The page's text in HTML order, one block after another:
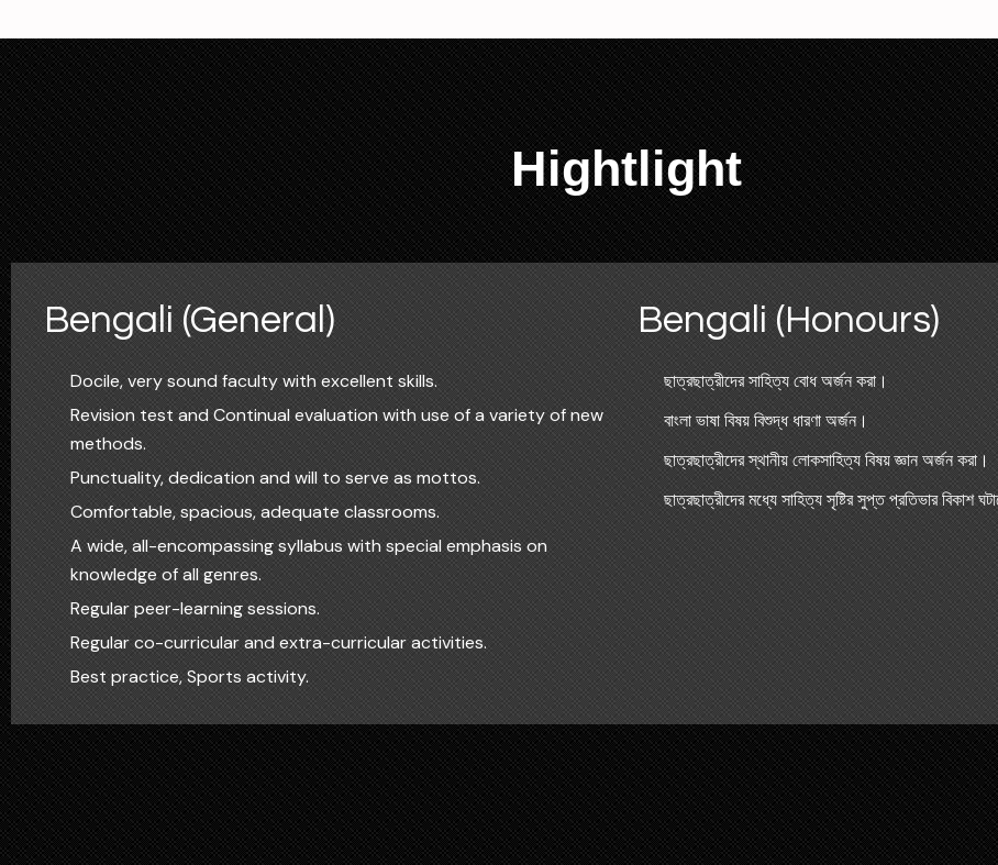
Hightlight
Bengali (General)
Docile, very sound faculty with excellent skills.
Revision test and Continual evaluation with use of a variety of new
methods.
Punctuality, dedication and will to serve as mottos.
Comfortable, spacious, adequate classrooms.
A wide, all-encompassing syllabus with special emphasis on
knowledge of all genres.
Regular peer-learning sessions.
Regular co-curricular and extra-curricular activities.
Best practice, Sports activity.
Bengali (Honours)
ছাত্রছাত্রীদের সাহিত্য বোধ অর্জন করা।
বাংলা ভাষা বিষয় বিশুদ্ধ ধারণা অর্জন।
ছাত্রছাত্রীদের স্থানীয় লোকসাহিত্য বিষয় জ্ঞান অর্জন করা।
ছাত্রছাত্রীদের মধ্যে সাহিত্য সৃষ্টির সুপ্ত প্রতিভার বিকাশ